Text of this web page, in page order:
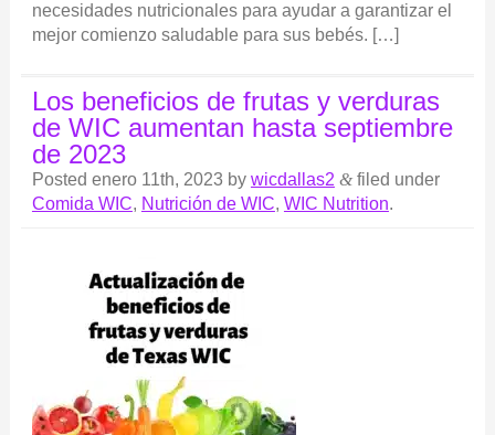
necesidades nutricionales para ayudar a garantizar el
mejor comienzo saludable para sus bebés. […]
Los beneficios de frutas y verduras
de WIC aumentan hasta septiembre
de 2023
Posted enero 11th, 2023 by wicdallas2 &filed under
Comida WIC, Nutrición de WIC, WIC Nutrition.